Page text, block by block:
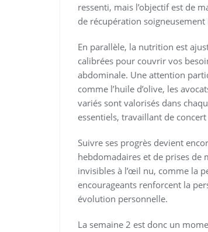
ressenti, mais l’objectif est de
de récupération soigneusement
En parallèle, la nutrition est
calibrées pour couvrir vos
abdominale. Une attention
comme l’huile d’olive, les
variés sont valorisés dans
essentiels, travaillant de
Suivre ses progrès devient
hebdomadaires et de prises de
invisibles à l’œil nu, comme la
encourageants renforcent la
évolution personnelle.
La semaine 2 est donc un